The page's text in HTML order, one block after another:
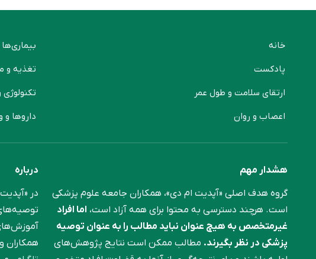
خانه
پادکست
ارتقای سلامت و طول عمر
اعصاب و روان
تغذیه و
دارو‌ها و
هشدار مهم
گروه هدف اصلی «آپدیت ام دی»، همکاران جامعه علوم ‌پزشکی
است. هرچند دسترسی به محتوا برای همه آزاد است، اما افراد
غیرمتخصص به هیچ عنوان نباید مطالب را به عنوان توصیه
پزشکی در نظر بگیرند. مطالب ممکن است نتایج پژوهش‌های
درباره
در
آموزش‌های
همکاران